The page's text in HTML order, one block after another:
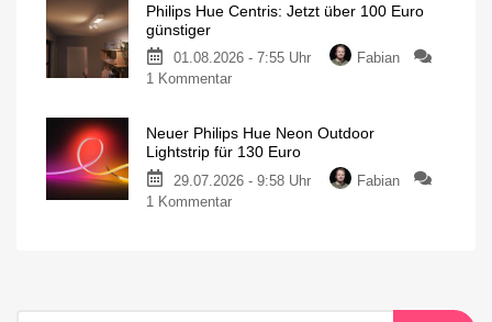
Philips Hue Centris: Jetzt über 100 Euro
günstiger
01.08.2026 - 7:55 Uhr
Fabian
1 Kommentar
Neuer Philips Hue Neon Outdoor
Lightstrip für 130 Euro
29.07.2026 - 9:58 Uhr
Fabian
1 Kommentar